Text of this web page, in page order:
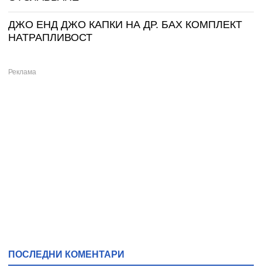
ДЖО ЕНД ДЖО КАПКИ НА ДР. БАХ КОМПЛЕКТ
НАТРАПЛИВОСТ
ПОСЛЕДНИ КОМЕНТАРИ